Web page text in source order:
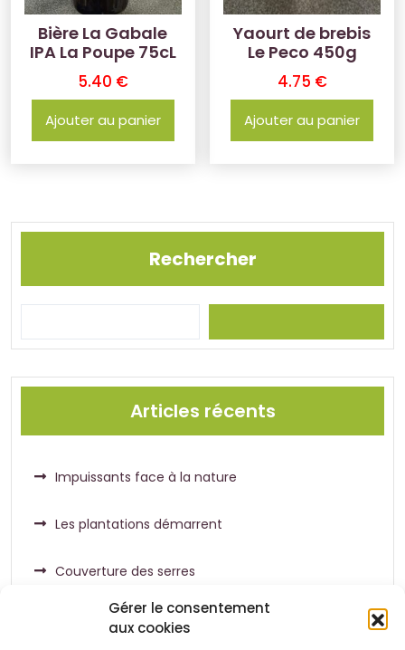
Gérer le consentement
aux cookies
Bière La Gabale
IPA La Poupe 75cL
5.40 €
Ajouter au panier
Yaourt de brebis
Le Peco 450g
4.75 €
Ajouter au panier
Rechercher
Articles récents
Impuissants face à la nature
Les plantations démarrent
Couverture des serres